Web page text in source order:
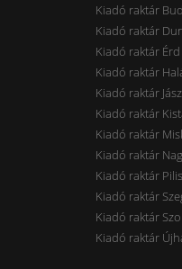
Kiadó raktár
Kiadó raktár
Kiadó raktár Érd
Kiadó raktár
Kiadó raktár
Kiadó raktár
Kiadó raktár
Kiadó raktár
Kiadó raktár
Kiadó raktár
Kiadó raktár
Kiadó raktár